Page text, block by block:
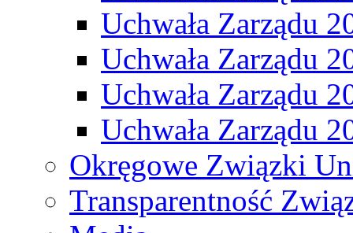
Uchwała Zarządu
Uchwała Zarządu
Uchwała Zarządu
Uchwała Zarządu
Okręgowe Związki
Transparentność